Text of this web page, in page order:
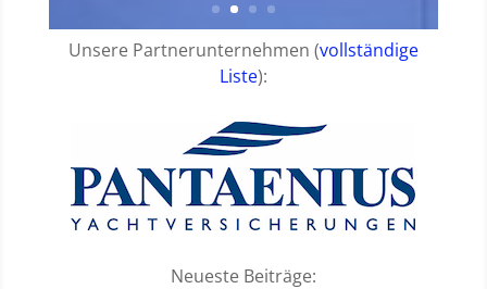
Unsere Partnerunternehmen (vollständige
Liste):
Neueste Beiträge: